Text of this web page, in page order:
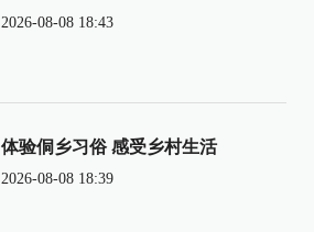
2026-08-08 18:43
体验侗乡习俗 感受乡村生活
2026-08-08 18:39